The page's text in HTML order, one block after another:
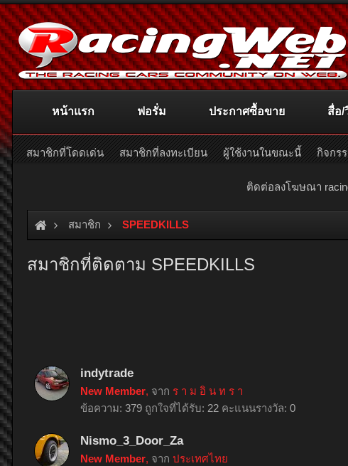
ติดต่อลงโฆษณา
สมาชิก SPEEDKILLS
สมาชิกที่ติดตาม SPEEDKILLS
indytrade
New Member, จาก ร า ม อิ น ท ร า
ข้อความ: 379 ถูกใจที่ได้รับ: 22 คะแนนรางวัล: 0
Nismo_3_Door_Za
New Member, จาก ประเทศไทย
หน้าแรก ฟอรั่ม ประกาศซื้อขาย สื่อ/
สมาชิกที่โดดเด่น สมาชิกที่ลงทะเบียน ผู้ใช้งานในขณะนี้ กิจกร